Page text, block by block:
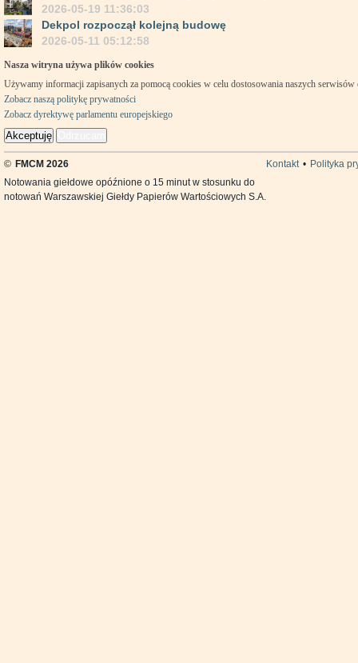
2026-05-19 11:36:03
Dekpol rozpoczął kolejną budowę
2026-05-11 05:12:58
Nasza witryna używa plików cookies
Używamy informacji zapisanych za pomocą cookies w celu dostosowania naszych
Zobacz naszą politykę prywatności
Zobacz dyrektywę parlamentu europejskiego
Akceptuję
© FMCM 2026 Kontakt • Polityka
Notowania giełdowe opóźnione o 15 minut w stosunku do
notowań Warszawskiej Giełdy Papierów Wartościowych S.A.